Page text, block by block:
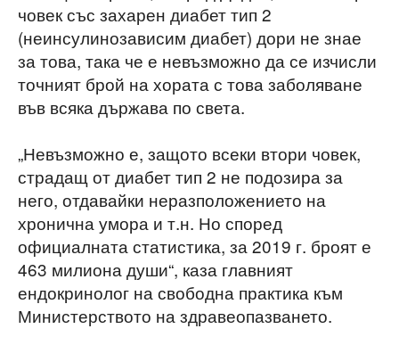
човек със захарен диабет тип 2
(неинсулинозависим диабет) дори не знае
за това, така че е невъзможно да се изчисли
точният брой на хората с това заболяване
във всяка държава по света.
„Невъзможно е, защото всеки втори човек,
страдащ от диабет тип 2 не подозира за
него, отдавайки неразположението на
хронична умора и т.н. Но според
официалната статистика, за 2019 г. броят е
463 милиона души“, каза главният
ендокринолог на свободна практика към
Министерството на здравеопазването.